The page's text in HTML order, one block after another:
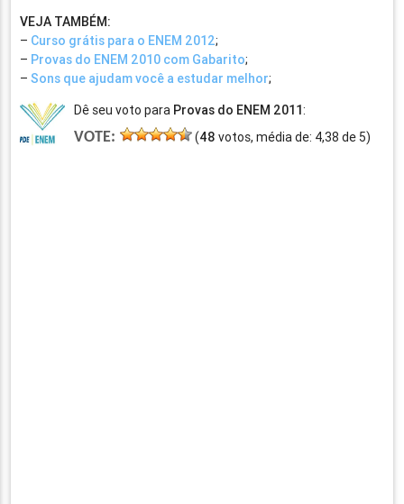
VEJA TAMBÉM:
– Curso grátis para o ENEM 2012;
– Provas do ENEM 2010 com Gabarito;
–Sons que ajudam você a estudar melhor;
Dê seu voto para Provas do ENEM 2011:
VOTE: (48 votos, média de: 4,38 de 5)